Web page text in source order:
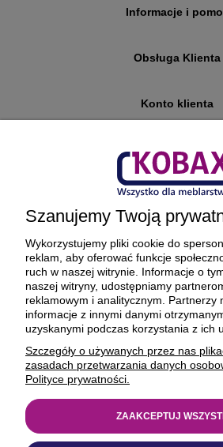
Informacje i
Obsługa Klienta
Konto klienta
Płatności i
Ciekawostki
O firmie
BEZPIECZNE PŁATNOŚCI
Szanujemy Twoją
Wykorzystujemy pliki cookie do
reklam, aby oferować funkcje
ruch w naszej witrynie. Informacje o
naszej witryny, udostępniamy
reklamowym i analitycznym. Partnerzy
informacje z innymi danymi
uzyskanymi podczas korzystania z ich
Szczegóły o używanych przez nas
zasadach przetwarzania danych
Polityce prywatności.
ZAAKCEPTUJ